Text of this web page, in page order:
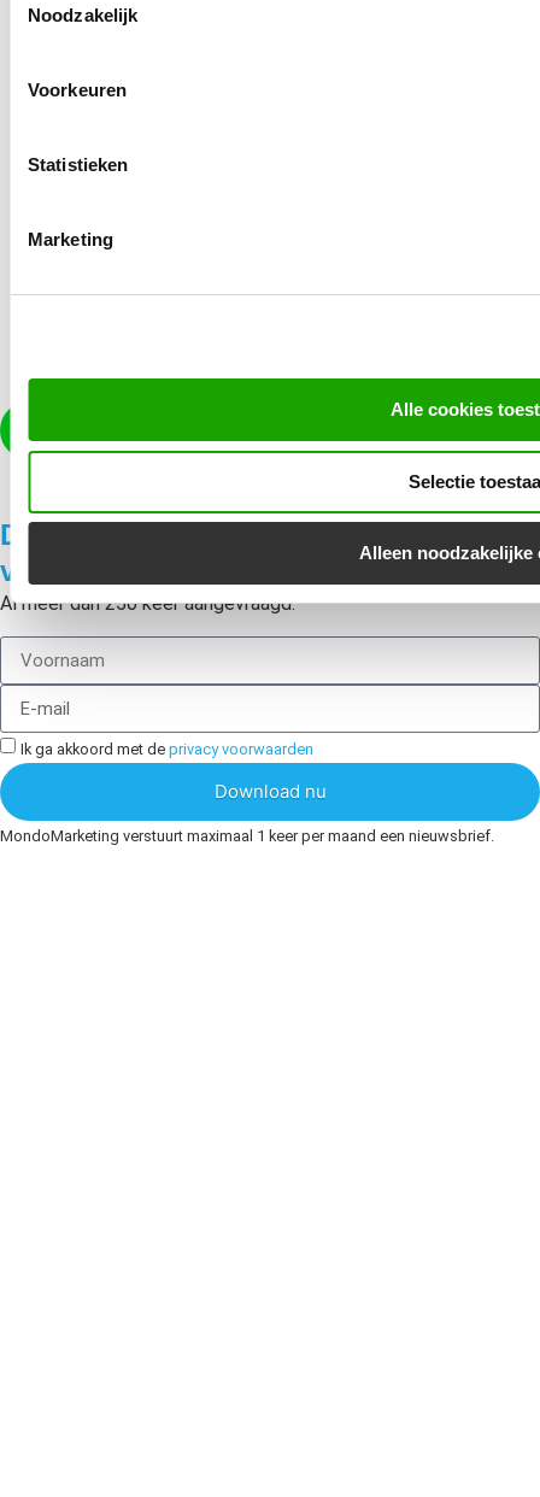
Noodzakelijk
Voorkeuren
Statistieken
Marketing
Alle cookies
Selectie
Alleen noodzakelijke
Werkwijze
Over ons
Bel ons
085-0601066
info@mondomarketing.nl
Download nu gratis ons Groeiplan
voor online succes!
Al meer dan 250 keer aangevraagd.
Ik ga akkoord met de privacy voorwaarden
Download nu
MondoMarketing verstuurt maximaal 1 keer per maand een nieuwsbrief.